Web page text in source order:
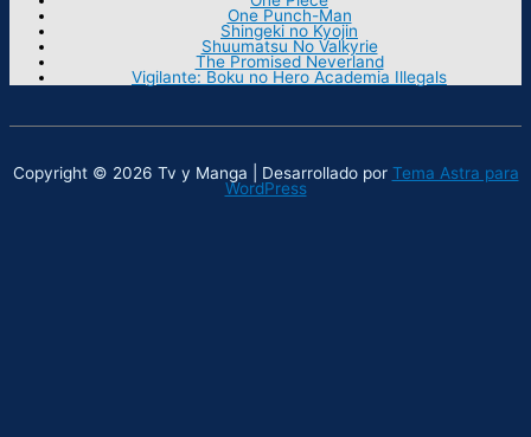
One Punch-Man
Shingeki no Kyojin
Shuumatsu No Valkyrie
The Promised Neverland
Vigilante: Boku no Hero Academia Illegals
Copyright © 2026 Tv y Manga | Desarrollado por Tema Astra para
WordPress